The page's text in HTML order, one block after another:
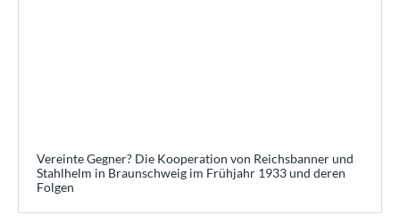
Vereinte Gegner? Die Kooperation von Reichsbanner und
Stahlhelm in Braunschweig im Frühjahr 1933 und deren
Folgen